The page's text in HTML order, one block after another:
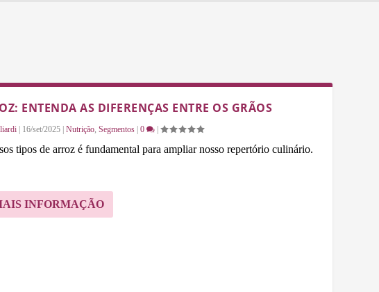
ENTENDA AS DIFERENÇAS ENTRE OS GRÃOS
16/set/2025 Nutrição, Segmentos 0
tipos de arroz é fundamental para ampliar nosso repertório culinário.
INFORMAÇÃO